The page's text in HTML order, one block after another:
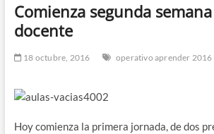
Comienza segunda
docente
18 octubre, 2016 operativo aprender 2016
Hoy comienza la primera jornada, de dos